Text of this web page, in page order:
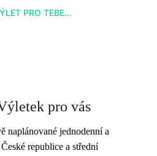
PRO TEBE...
pro vás
naplánované jednodenní a
republice a střední